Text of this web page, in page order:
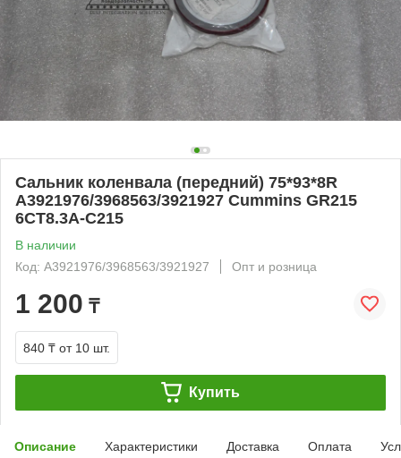
Сальник коленвала (передний) 75*93*8R
A3921976/3968563/3921927 Cummins GR215
6CT8.3A-C215
В наличии
Код: A3921976/3968563/3921927
Опт и розница
1 200 ₸
840 ₸ от 10 шт.
Купить
Описание Характеристики Доставка Оплата